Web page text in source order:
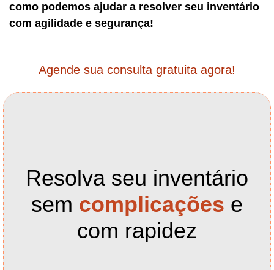
como podemos ajudar a resolver seu inventário
com agilidade e segurança!
Agende sua consulta gratuita agora!
Resolva seu inventário
sem complicações e
com rapidez